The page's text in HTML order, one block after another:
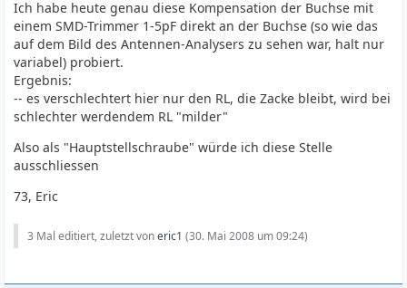
Ich habe heute genau diese Kompensation der Buchse mit
einem SMD-Trimmer 1-5pF direkt an der Buchse (so wie das
auf dem Bild des Antennen-Analysers zu sehen war, halt nur
variabel) probiert.
Ergebnis:
-- es verschlechtert hier nur den RL, die Zacke bleibt, wird bei
schlechter werdendem RL "milder"
Also als "Hauptstellschraube" würde ich diese Stelle
ausschliessen
73, Eric
3 Mal editiert, zuletzt voneric1 (30. Mai 2008 um 09:24)